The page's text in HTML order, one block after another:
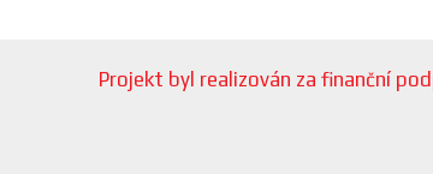
Projekt byl realizován za finanční